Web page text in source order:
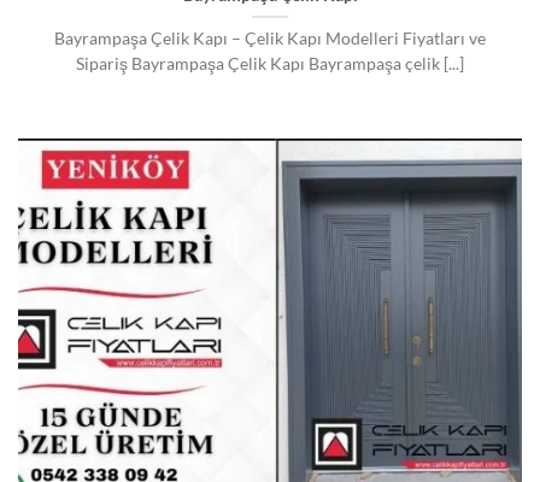
Bayrampaşa Çelik Kapı – Çelik Kapı Modelleri Fiyatları ve
Sipariş Bayrampaşa Çelik Kapı Bayrampaşa çelik [...]